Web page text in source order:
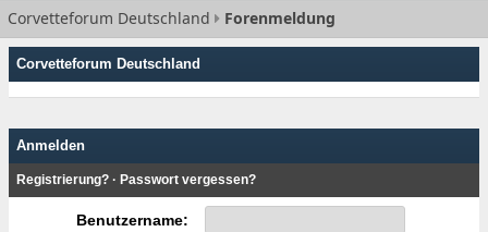
Corvetteforum Deutschland Forenmeldung
Corvetteforum Deutschland
Anmelden
Registrierung? · Passwort vergessen?
Benutzername: